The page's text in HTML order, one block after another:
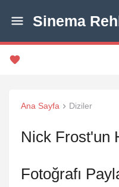
Sinema
Ana Sayfa Diziler
Nick Frost'un
Fotoğrafı